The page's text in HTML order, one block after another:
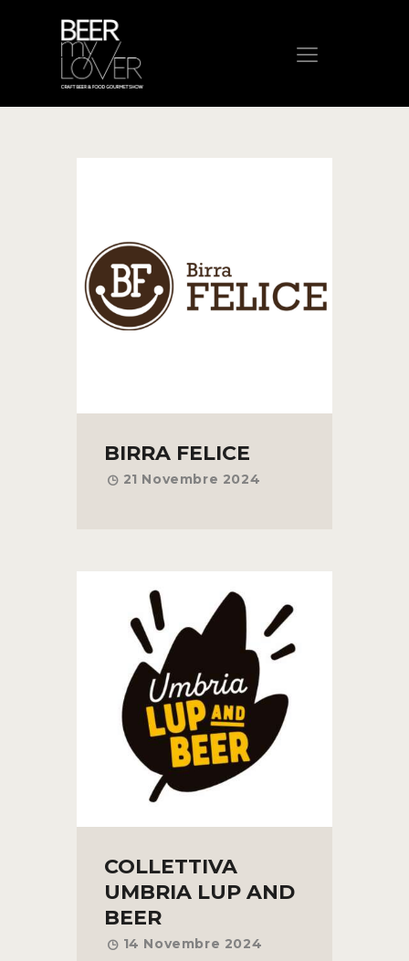
ESPONI
PROTAGONISTI
ELENCO ESPOSITORI
NEWS
BIRRA FELICE
21 Novembre 2024
COLLETTIVA
UMBRIA LUP AND
BEER
14 Novembre 2024